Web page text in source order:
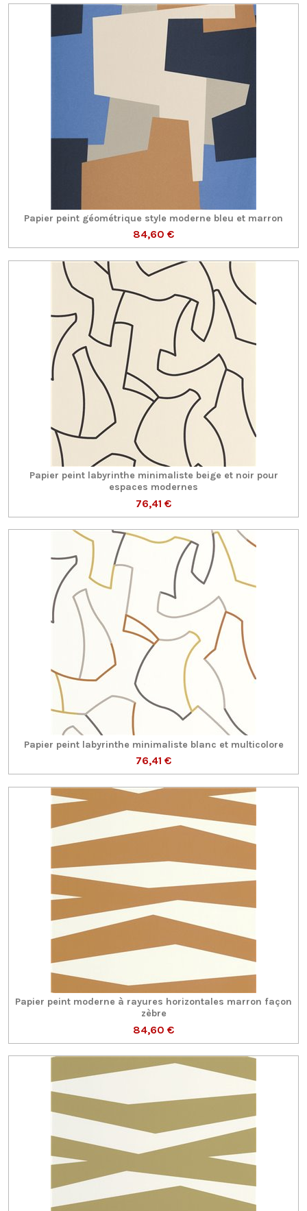
Papier peint géométrique style moderne bleu et marron
84,60 €
Papier peint labyrinthe minimaliste beige et noir pour
espaces modernes
76,41 €
Papier peint labyrinthe minimaliste blanc et multicolore
76,41 €
Papier peint moderne à rayures horizontales marron façon
zèbre
84,60 €